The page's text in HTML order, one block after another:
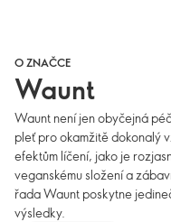
O ZNAČCE
Waunt
Waunt není jen obyčejná
pleť pro okamžitě dokonalý
efektům líčení, jako je
veganskému složení a
řada Waunt poskytne
výsledky.